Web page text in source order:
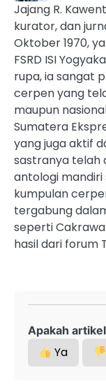
Jajang R.
kurator, dan
Oktober 1970,
FSRD ISI
rupa, ia sangat
cerpen yang
maupun
Sumatera
yang juga aktif
sastranya telah
antologi mandiri
kumpulan
tergabung
seperti
hasil dari forum
Apakah
Ya